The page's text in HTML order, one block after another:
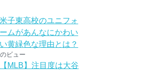
米子東高校のユニフォ
ームがあんなにかわい
い黄緑色な理由とは？
ビュー
【MLB】注目度は大谷